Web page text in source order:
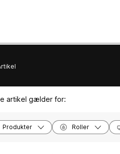
artikel gælder for:
Produkter Roller